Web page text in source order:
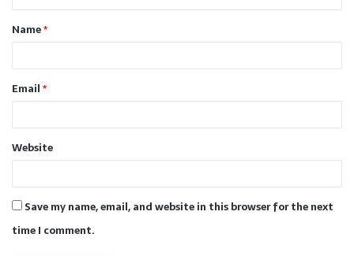
t
*Name*
Email*
Website
Save my name, email, and website in this browser for the next
time I comment.